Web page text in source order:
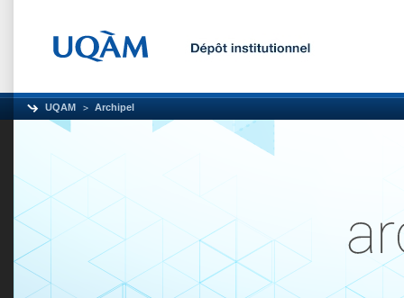
UQAM Archipel